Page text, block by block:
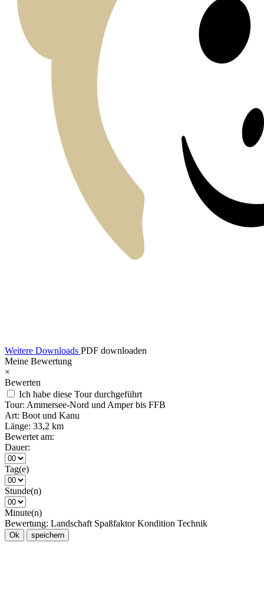
Weitere Downloads PDF downloaden
Meine Bewertung
×
Bewerten
Ich habe diese Tour durchgeführt
Tour: Ammersee-Nord und Amper bis FFB
Art: Boot und Kanu
Länge: 33,2 km
Bewertet am:
Dauer:
Tag(e)
Stunde(n)
Minute(n)
Bewertung: Landschaft Spaßfaktor Kondition Technik
Ok speichern